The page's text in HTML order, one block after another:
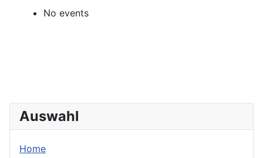
No events
Auswahl
Home